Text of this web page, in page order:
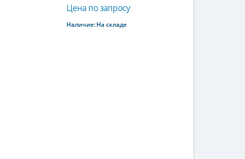
Цена по запросу
Купить
Наличие:На складе